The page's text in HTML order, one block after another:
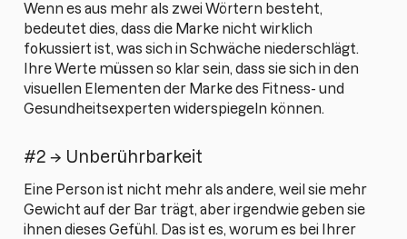
Wenn es aus mehr als zwei Wörtern besteht,
bedeutet dies, dass die Marke nicht wirklich
fokussiert ist, was sich in Schwäche niederschlägt.
Ihre Werte müssen so klar sein, dass sie sich in den
visuellen Elementen der Marke des Fitness- und
Gesundheitsexperten widerspiegeln können.
#2 → Unberührbarkeit
Eine Person ist nicht mehr als andere, weil sie mehr
Gewicht auf der Bar trägt, aber irgendwie geben sie
ihnen dieses Gefühl. Das ist es, worum es bei Ihrer